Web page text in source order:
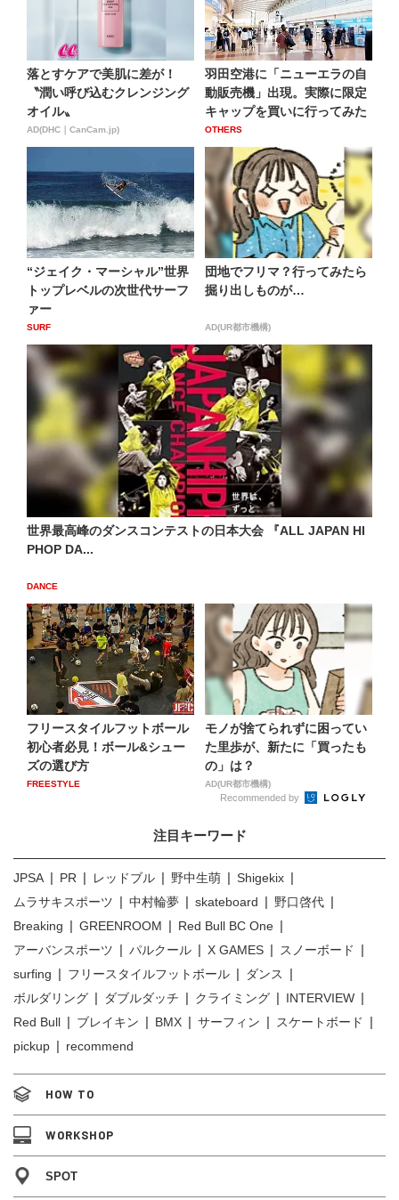
落とすケアで美肌に差が！
〝潤い呼び込むクレンジング
オイル〟
AD(DHC｜CanCam.jp)
羽田空港に「ニューエラの自
動販売機」出現。実際に限定
キャップを買いに行ってみた
OTHERS
“ジェイク・マーシャル”世界
トップレベルの次世代サーフ
ァー
SURF
団地でフリマ？行ってみたら
掘り出しものが…
AD(UR都市機構)
世界最高峰のダンスコンテストの日本大会 『ALL JAPAN HI
PHOP DA...
DANCE
フリースタイルフットボール
初心者必見！ボール&シュー
ズの選び方
FREESTYLE
モノが捨てられずに困ってい
た里歩が、新たに「買ったも
の」は？
AD(UR都市機構)
Recommended by
注目キーワード
JPSA PR レッドブル 野中生萌
Shigekix
ムラサキスポーツ
中村輪夢 skateboard
野口啓代
Breaking
GREENROOM
Red Bull BC One
アーバンスポーツ
パルクール X GAMES
スノーボード
surfing
フリースタイルフットボール
ダンス
ボルダリング
ダブルダッチ クライミング
INTERVIEW
Red Bull
ブレイキン BMX サーフィン
スケートボード
pickup
recommend
HOW TO
WORKSHOP
SPOT